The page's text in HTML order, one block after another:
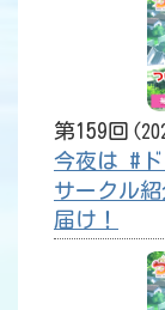
第159回
今夜は #
サークル
届け！